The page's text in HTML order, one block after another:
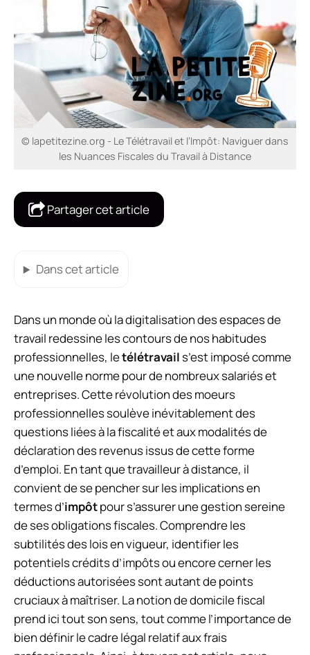
© lapetitezine.org - Le Télétravail et l’Impôt: Naviguer dans
les Nuances Fiscales du Travail à Distance
Partager cet article
Dans cet article
Dans un monde où la digitalisation des espaces de
travail redessine les contours de nos habitudes
professionnelles, letélétravails’est imposé comme
une nouvelle norme pour de nombreux salariés et
entreprises. Cette révolution des moeurs
professionnelles soulève inévitablement des
questions liées à la fiscalité et aux modalités de
déclaration des revenus issus de cette forme
d’emploi. En tant que travailleur à distance, il
convient de se pencher sur les implications en
termes d’impôtpour s’assurer une gestion sereine
de ses obligations fiscales. Comprendre les
subtilités des lois en vigueur, identifier les
potentiels crédits d’impôts ou encore cerner les
déductions autorisées sont autant de points
cruciaux à maîtriser. La notion de domicile fiscal
prend ici tout son sens, tout comme l’importance de
bien définir le cadre légal relatif aux frais